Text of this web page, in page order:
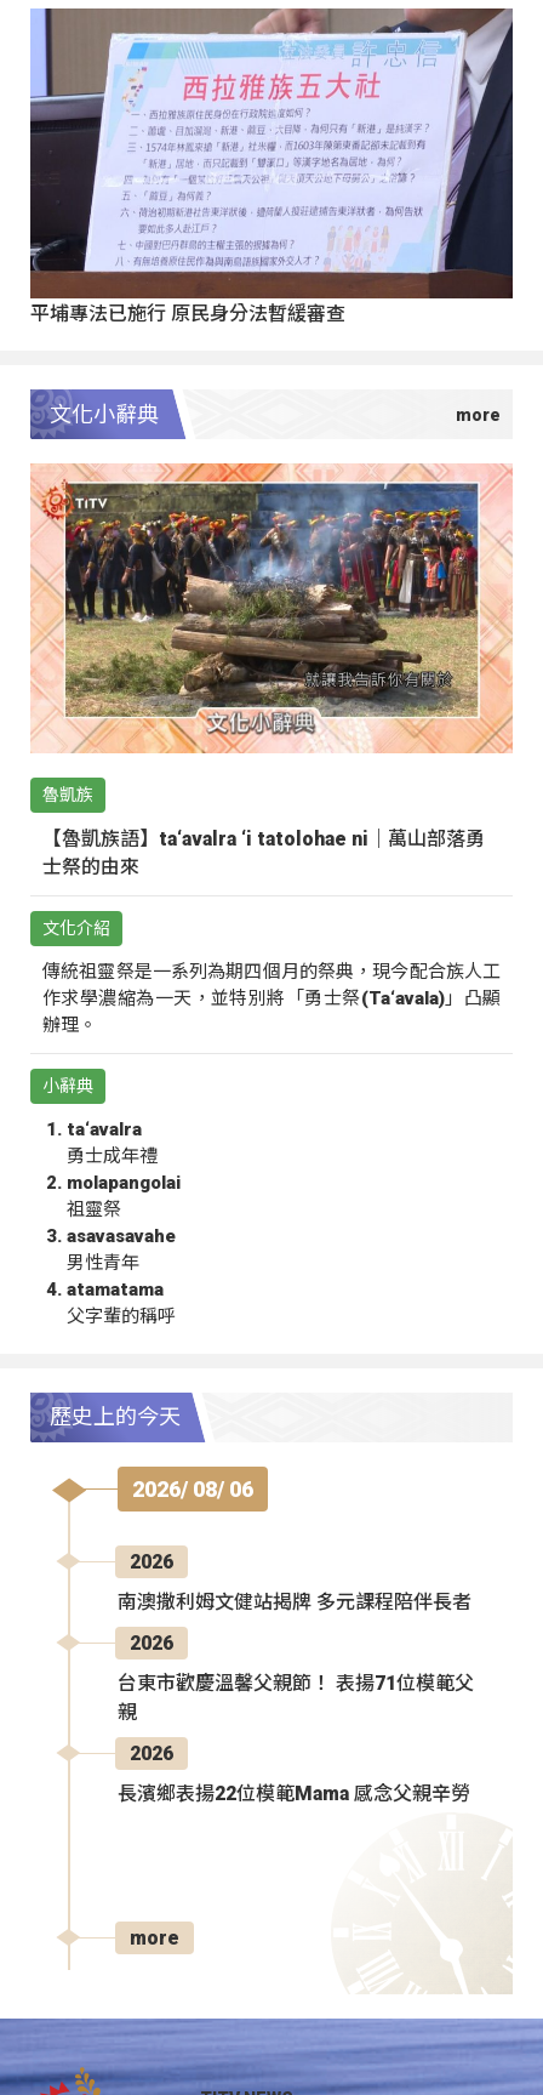
平埔專法已施行 原民身分法暫緩審查
文化小辭典
魯凱族
【魯凱族語】ta‘avalra ‘i tatolohae ni｜萬山部落勇
士祭的由來
文化介紹
傳統祖靈祭是一系列為期四個月的祭典，現今配合族人工
作求學濃縮為一天，並特別將「勇士祭(Ta‘avala)」凸顯
辦理。
小辭典
ta‘avalra
勇士成年禮
molapangolai
祖靈祭
asavasavahe
男性青年
atamatama
父字輩的稱呼
歷史上的今天
2026/ 08/ 06
2026
南澳撒利姆文健站揭牌 多元課程陪伴長者
2026
台東市歡慶溫馨父親節！ 表揚71位模範父
親
2026
長濱鄉表揚22位模範Mama 感念父親辛勞
more